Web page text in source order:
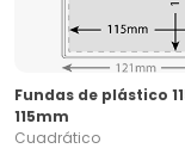
Fundas de plástico
115mm
Cuadrático